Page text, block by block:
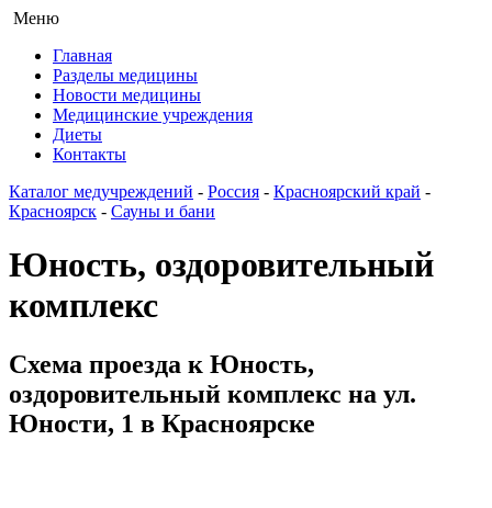
Меню
Главная
Разделы медицины
Новости медицины
Медицинские учреждения
Диеты
Контакты
Каталог медучреждений - Россия - Красноярский край -
Красноярск - Сауны и бани
Юность, оздоровительный
комплекс
Схема проезда к Юность,
оздоровительный комплекс на ул.
Юности, 1 в Красноярске